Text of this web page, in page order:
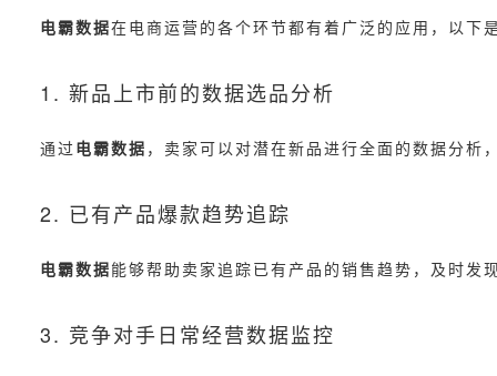
电霸数据在电商运营的各个环节都有着广泛的应用，以下
1. 新品上市前的数据选品分析
通过 电霸数据 ，卖家可以对潜在新品进行全面的数据分析
2. 已有产品爆款趋势追踪
电霸数据能够帮助卖家追踪已有产品的销售趋势，及时发
3. 竞争对手日常经营数据监控